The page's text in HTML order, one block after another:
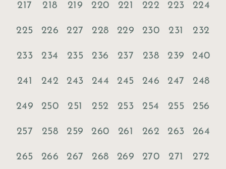
217 218 219 220 221 222 223 224
225 226 227 228 229 230 231 232
233 234 235 236 237 238 239 240
241 242 243 244 245 246 247 248
249 250 251 252 253 254 255 256
257 258 259 260 261 262 263 264
265 266 267 268 269 270 271 272